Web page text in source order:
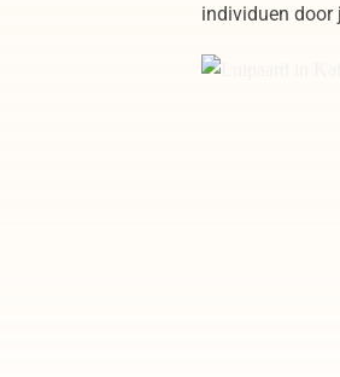
individuen door